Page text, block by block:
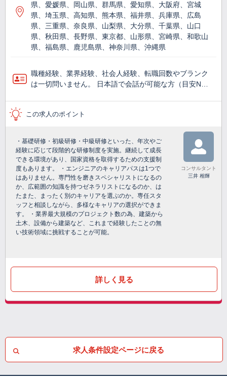
県、愛媛県、岡山県、群馬県、愛知県、大阪府、宮城
県、埼玉県、高知県、熊本県、福井県、兵庫県、広島
県、三重県、奈良県、山梨県、大分県、千葉県、山口
県、秋田県、長野県、東京都、山形県、宮崎県、和歌山
県、福島県、鹿児島県、神奈川県、沖縄県
職種経験、業界経験、社会人経験、転職回数やブランク
は一切問いません。 日本語で会話が可能な方（目安N…
この求人のポイント
・基礎研修・初級研修・中級研修といった、年次やご
経験に応じて段階的な研修制度を実施。継続して成長
できる環境があり、国家資格を取得するための支援制
度もあります。 ・エンジニアのキャリアパスは1つで
はありません。専門性を磨きスペシャリストになるの
か、広範囲の知識を持つゼネラリストになるのか、は
たまた、まったく別のキャリアを選ぶのか。専任スタ
ッフと相談しながら、多様なキャリアの選択ができま
す。 ・業界最大規模のプロジェクト数の為、建築から
土木、設備から建築など、これまで経験したことの無
い技術領域に挑戦することが可能。
コンサルタント
三井 相輝
詳しく見る
求人条件設定ページに戻る